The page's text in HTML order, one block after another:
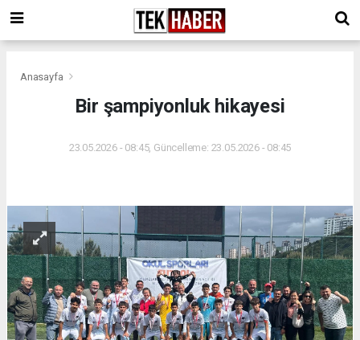
Anasayfa
Bir şampiyonluk hikayesi
23.05.2026 - 08:45, Güncelleme: 23.05.2026 - 08:45